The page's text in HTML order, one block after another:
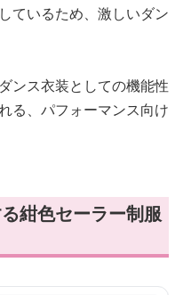
ているため、激しいダン
ンス衣装としての機能性
る、パフォーマンス向け
紺色セーラー制服